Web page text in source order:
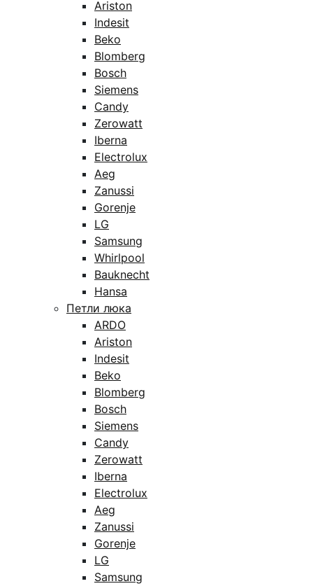
Ariston
Indesit
Beko
Blomberg
Bosch
Siemens
Candy
Zerowatt
Iberna
Electrolux
Aeg
Zanussi
Gorenje
LG
Samsung
Whirlpool
Bauknecht
Hansa
Петли люка
ARDO
Ariston
Indesit
Beko
Blomberg
Bosch
Siemens
Candy
Zerowatt
Iberna
Electrolux
Aeg
Zanussi
Gorenje
LG
Samsung